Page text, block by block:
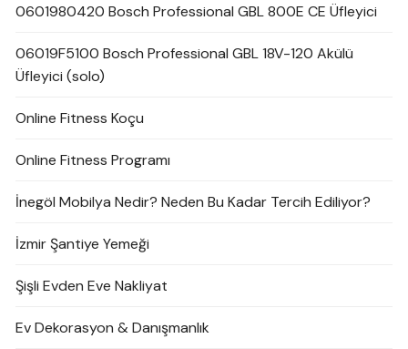
0601980420 Bosch Professional GBL 800E CE Üfleyici
06019F5100 Bosch Professional GBL 18V-120 Akülü
Üfleyici (solo)
Online Fitness Koçu
Online Fitness Programı
İnegöl Mobilya Nedir? Neden Bu Kadar Tercih Ediliyor?
İzmir Şantiye Yemeği
Şişli Evden Eve Nakliyat
Ev Dekorasyon & Danışmanlık